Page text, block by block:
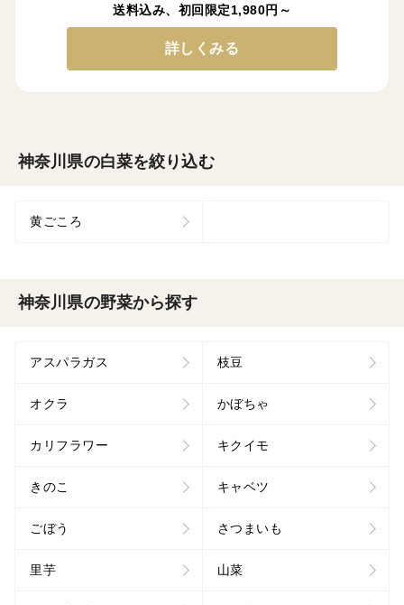
送料込み、初回限定1,980円～
詳しくみる
神奈川県の白菜を絞り込む
黄ごころ
神奈川県の野菜から探す
アスパラガス 枝豆
オクラ かぼちゃ
カリフラワー キクイモ
きのこ キャベツ
ごぼう さつまいも
里芋 山菜